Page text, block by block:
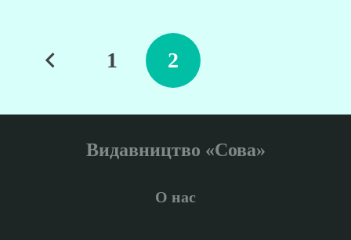
ПАГІНАЦІЯ
ЗАПИСІВ
1 2
Видавництво «Сова»
О нас